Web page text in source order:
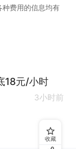
费用的信息均有
18元/小时
3小时前
收藏